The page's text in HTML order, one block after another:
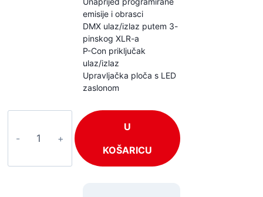
emisije i obrasci
DMX ulaz/izlaz putem 3-
pinskog XLR-a
P-Con priključak
ulaz/izlaz
Upravljačka ploča s LED
zaslonom
količina
U
KOŠARICU